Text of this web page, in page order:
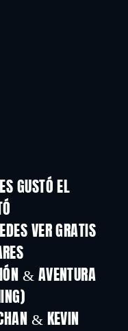
GUSTÓ EL
VER GRATIS
& AVENTURA
& KEVIN